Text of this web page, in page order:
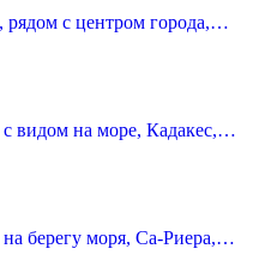
рядом с центром города,…
видом на море, Кадакес,…
берегу моря, Са-Риера,…